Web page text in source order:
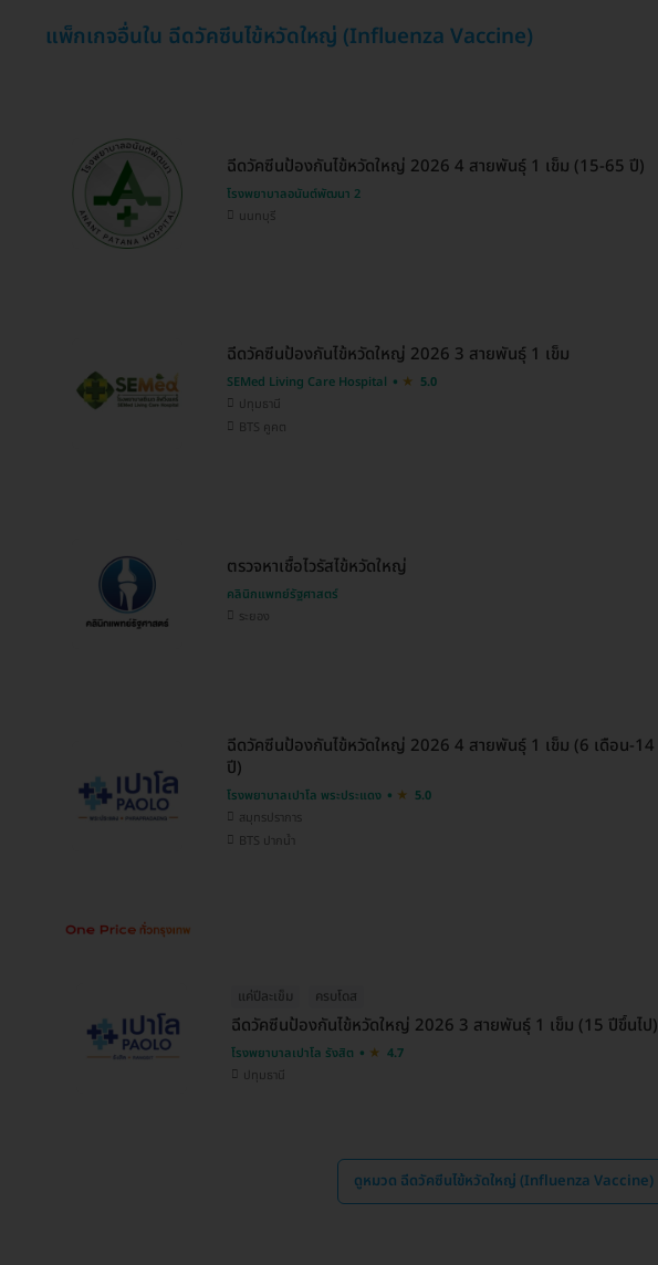
แพ็กเกจอื่นใน ฉีดวัคซีนไข้หวัดใหญ่ (Influenza Vaccine)
ฉีดวัคซีนป้องกันไข้หวัดใหญ่ 2026 4 สายพันธุ์ 1 เข็ม (15-65 ปี)
โรงพยาบาลอนันต์พัฒนา 2
นนทบุรี
ฉีดวัคซีนป้องกันไข้หวัดใหญ่ 2026 3 สายพันธุ์ 1 เข็ม
SEMed Living Care Hospital
5.0
ปทุมธานี
BTS คูคต
ตรวจหาเชื้อไวรัสไข้หวัดใหญ่
คลินิกแพทย์รัฐศาสตร์
ระยอง
ฉีดวัคซีนป้องกันไข้หวัดใหญ่ 2026 4 สายพันธุ์ 1 เข็ม (6 เดือน-14
ปี)
โรงพยาบาลเปาโล พระประแดง
5.0
สมุทรปราการ
BTS ปากน้ำ
แค่ปีละเข็ม ครบโดส
ฉีดวัคซีนป้องกันไข้หวัดใหญ่ 2026 3 สายพันธุ์ 1 เข็ม (15 ปีขึ้นไป)
โรงพยาบาลเปาโล รังสิต
4.7
ปทุมธานี
ดูหมวด ฉีดวัคซีนไข้หวัดใหญ่ (Influenza Vaccine)